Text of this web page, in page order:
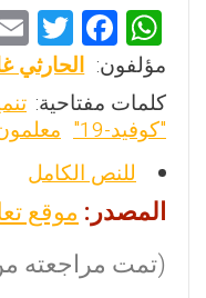
W
h
at
s
A
p
F
a
ce
b
o
o
k
T
wi
tt
er
مؤلفون: الحارثي
كلمات مفتاحية:
"كوفيد-19"
للنص الكامل
المصدر:موقع
(تمت مراجعته